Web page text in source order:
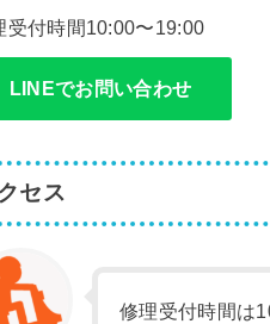
受付時間10:00〜19:00
LINEでお問い合わせ
セス
修理受付時間は